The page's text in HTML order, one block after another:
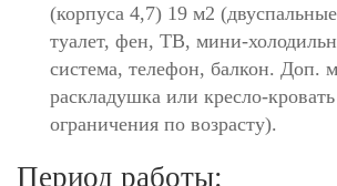
(корпуса 4,7) 19 м2
туалет, фен, ТВ, мини-
система, телефон, балкон. Доп.
раскладушка или кресло-
ограничения по возрасту).
Период работы: